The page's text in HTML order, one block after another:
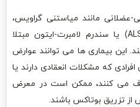
عضلانی مانند میاستنی گراویس،
اسکلروز جانبی آمیوتروفیک (ALS) یا سندرم لامبرت-ایتون مبتلا
این بیماری ها می توانند عوارض
که مشکلات انعقادی دارند یا
می کنند، ممکن است در معرض
تزریق بوتاکس باشند.